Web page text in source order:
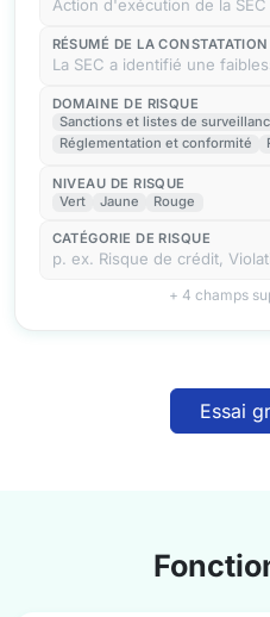
Action d'exécution de la
RÉSUMÉ DE LA CONSTATATION
DOMAINE DE RISQUE
Sanctions et listes de
Réglementation et conformité
NIVEAU DE RISQUE
Vert
Jaune Rouge
CATÉGORIE DE RISQUE
+ 4 champs
Essai